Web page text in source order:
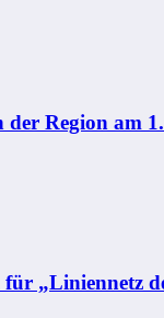
Region am 1.
für „Liniennetz